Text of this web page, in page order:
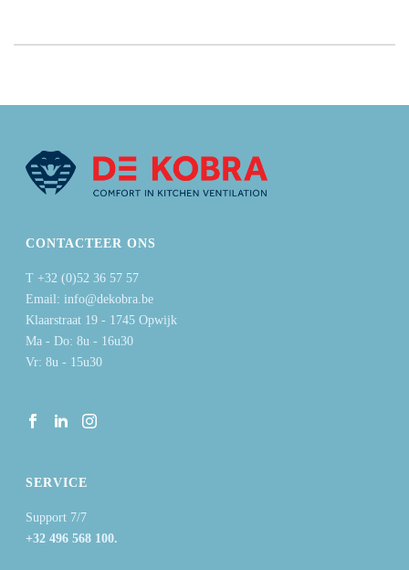
CONTACTEER ONS
T +32 (0)52 36 57 57
Email: info@dekobra.be
Klaarstraat 19 - 1745 Opwijk
Ma - Do: 8u - 16u30
Vr: 8u - 15u30
SERVICE
Support 7/7
+32 496 568 100.